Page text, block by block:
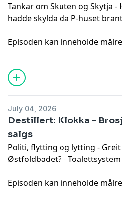
Tankar om Skuten og Skytja -
hadde skylda da P-huset brant
Episoden kan inneholde
for
om deling av data.
July 04, 2026
Destillert: Klokka -
salgs
Politi, flytting og lytting -
Østfoldbadet? -
Episoden kan inneholde